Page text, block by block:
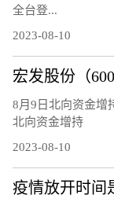
全台登...
2023-08-10
8月9日北向资金增
北向资金增持
2023-08-10